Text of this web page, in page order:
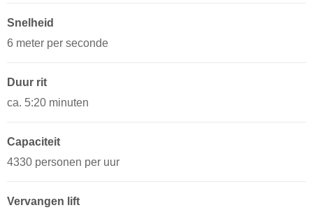
Snelheid
6 meter per seconde
Duur rit
ca. 5:20 minuten
Capaciteit
4330 personen per uur
Vervangen lift